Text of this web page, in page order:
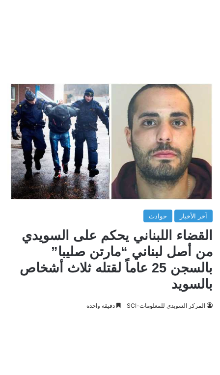
آخر الأخبار حوادث
القضاء اللبناني يحكم على السويدي
من أصل لبناني “مارتن صليبا”
بالسجن 25 عاماً لقتله ثلاث أشخاص
بالسويد
المركز السويدي للمعلومات-SCI دقيقة واحدة